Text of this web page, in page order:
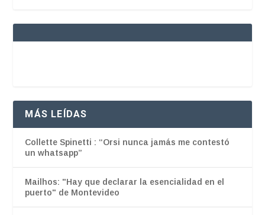
MÁS LEÍDAS
Collette Spinetti : “Orsi nunca jamás me contestó
un whatsapp”
Mailhos: "Hay que declarar la esencialidad en el
puerto" de Montevideo